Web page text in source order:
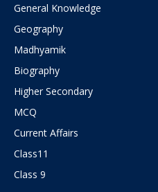
General Knowledge
Geography
Madhyamik
Biography
Higher Secondary
MCQ
Current Affairs
Class11
Class 9